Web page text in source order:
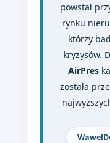
powstał
rynku
którzy
kryzysów.
AirPres
została